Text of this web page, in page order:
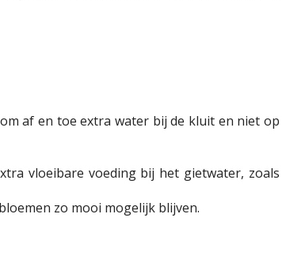
af en toe extra water bij de kluit en niet op
vloeibare voeding bij het gietwater, zoals
zo mooi mogelijk blijven.